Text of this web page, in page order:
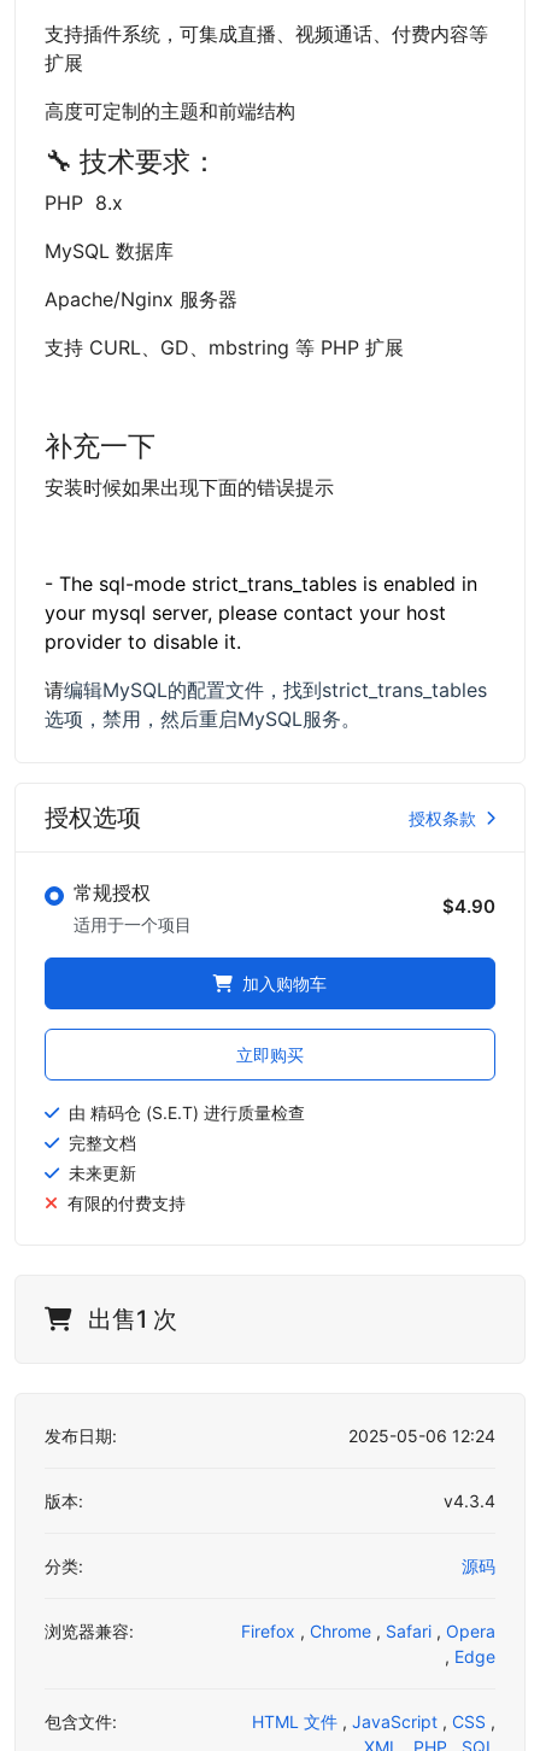
支持插件系统，可集成直播、视频通话、付费内容等
扩展
高度可定制的主题和前端结构
🔧 技术要求：
PHP 8.x
MySQL 数据库
Apache/Nginx 服务器
支持 CURL、GD、mbstring 等 PHP 扩展
补充一下
安装时候如果出现下面的错误提示
- The sql-mode strict_trans_tables is enabled in
your mysql server, please contact your host
provider to disable it.
请编辑MySQL的配置文件，找到strict_trans_tables
选项，禁用，然后重启MySQL服务。
授权选项 授权条款
常规授权
适用于一个项目
$4.90
加入购物车
立即购买
由 精码仓 (S.E.T) 进行质量检查
完整文档
未来更新
有限的付费支持
出售1 次
发布日期: 2025-05-06 12:24
版本: v4.3.4
分类: 源码
浏览器兼容: Firefox , Chrome , Safari , Opera
, Edge
包含文件: HTML 文件 , JavaScript , CSS ,